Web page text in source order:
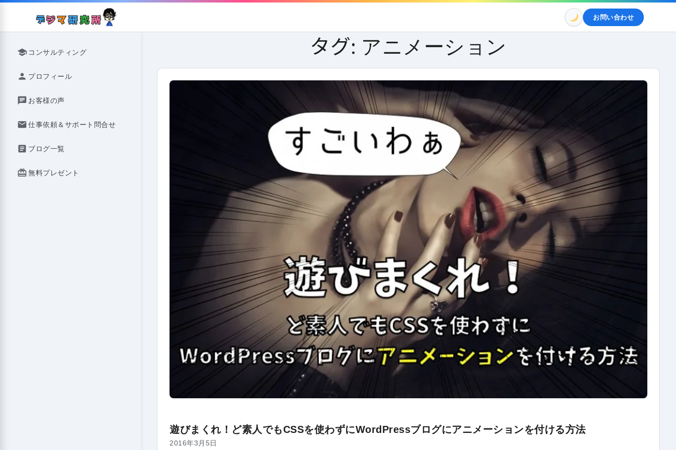
Skip
お問い合わせ
school コンサルティング
person プロフィール
chat お客様の声
mail仕事依頼＆サポート問合せ
article ブログ一覧
redeem無料プレゼント
タグ: アニメーション
遊びまくれ！ど素人でもCSSを使わずにWordPressブログにアニメーションを付ける方法
2016年3月5日